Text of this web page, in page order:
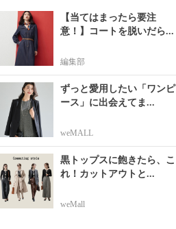
【当てはまったら要注
意！】コートを脱いだら...
編集部
ずっと愛用したい「ワンピ
ース」に出会えてま...
weMALL
黒トップスに飽きたら、こ
れ！カットアウトと...
weMall